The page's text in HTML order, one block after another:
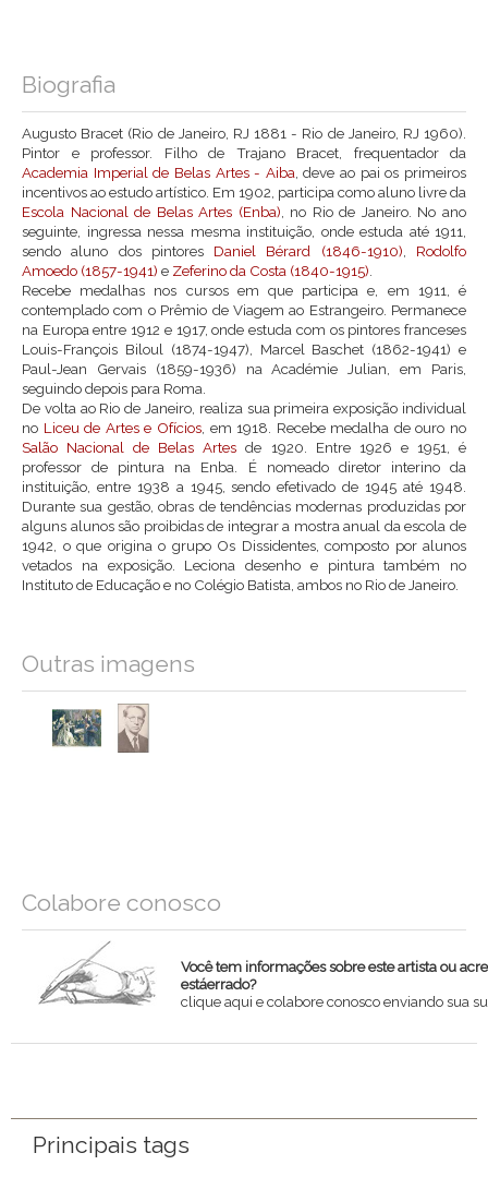
Biografia
Augusto Bracet (Rio de Janeiro, RJ 1881 - Rio de Janeiro, RJ 1960).
Pintor e professor. Filho de Trajano Bracet, frequentador da
Academia Imperial de Belas Artes - Aiba , deve ao pai os primeiros
incentivos ao estudo artístico. Em 1902, participa como aluno livre da
Escola Nacional de Belas Artes (Enba) , no Rio de Janeiro. No ano
seguinte, ingressa nessa mesma instituição, onde estuda até 1911,
sendo aluno dos pintores Daniel Bérard (1846-1910)
Rodolfo
Amoedo (1857-1941) e Zeferino da Costa (1840-1915)
Recebe medalhas nos cursos em que participa e, em 1911, é
contemplado com o Prêmio de Viagem ao Estrangeiro. Permanece
na Europa entre 1912 e 1917, onde estuda com os pintores franceses
Louis-François Biloul (1874-1947), Marcel Baschet (1862-1941) e
Paul-Jean Gervais (1859-1936) na Académie Julian, em Paris,
seguindo depois para Roma.
De volta ao Rio de Janeiro, realiza sua primeira exposição individual
no Liceu de Artes e Ofícios, em 1918. Recebe medalha de ouro no
Salão Nacional de Belas Artes de 1920. Entre 1926 e 1951, é
professor de pintura na Enba. É nomeado diretor interino da
instituição, entre 1938 a 1945, sendo efetivado de 1945 até 1948.
Durante sua gestão, obras de tendências modernas produzidas por
alguns alunos são proibidas de integrar a mostra anual da escola de
1942, o que origina o grupo Os Dissidentes, composto por alunos
vetados na exposição. Leciona desenho e pintura também no
Instituto de Educação e no Colégio Batista, ambos no Rio de Janeiro.
Outras imagens
Colabore conosco
Você tem informações sobre este artista ou
estáerrado?
clique aqui e colabore conosco enviando sua
Principais tags